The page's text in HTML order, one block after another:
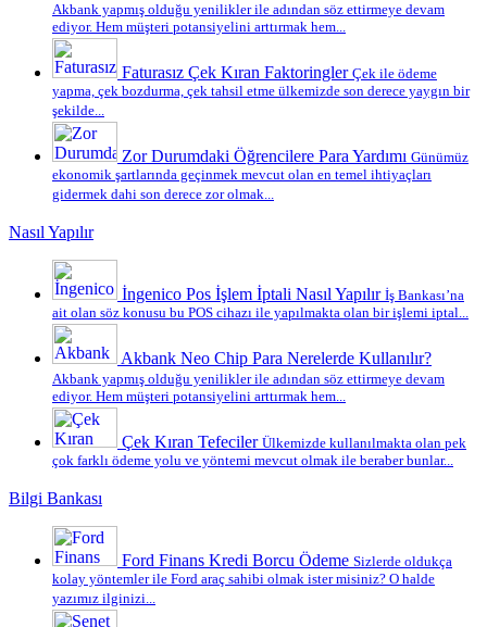
Akbank yapmış olduğu yenilikler ile adından söz ettirmeye devam
ediyor. Hem müşteri potansiyelini arttırmak hem...
Faturasız Çek Kıran Faktoringler Çek ile ödeme
yapma, çek bozdurma, çek tahsil etme ülkemizde son derece yaygın bir
şekilde...
Zor Durumdaki Öğrencilere Para Yardımı Günümüz
ekonomik şartlarında geçinmek mevcut olan en temel ihtiyaçları
gidermek dahi son derece zor olmak...
Nasıl Yapılır
İngenico Pos İşlem İptali Nasıl Yapılır İş Bankası’na
ait olan söz konusu bu POS cihazı ile yapılmakta olan bir işlemi iptal...
Akbank Neo Chip Para Nerelerde Kullanılır?
Akbank yapmış olduğu yenilikler ile adından söz ettirmeye devam
ediyor. Hem müşteri potansiyelini arttırmak hem...
Çek Kıran Tefeciler Ülkemizde kullanılmakta olan pek
çok farklı ödeme yolu ve yöntemi mevcut olmak ile beraber bunlar...
Bilgi Bankası
Ford Finans Kredi Borcu Ödeme Sizlerde oldukça
kolay yöntemler ile Ford araç sahibi olmak ister misiniz? O halde
yazımız ilginizi...